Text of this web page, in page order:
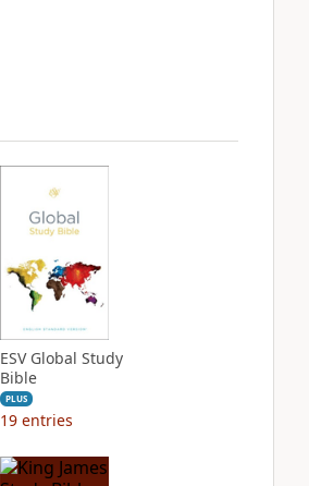
ESV Global Study
Bible
PLUS
19 entries